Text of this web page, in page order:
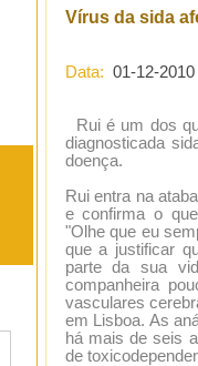
Vírus da sida
Data: 01-12-2010
Rui é um dos
diagnosticada
doença.
Rui entra na
e confirma o
"Olhe que eu
que a justificar
parte da sua
companheira
vasculares
em Lisboa. As
há mais de seis
de